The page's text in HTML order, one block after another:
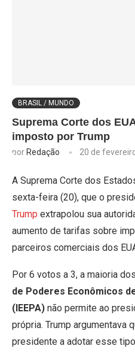
BRASIL / MUNDO
Suprema Corte dos
imposto por Trump
por Redação 20 de
A Suprema Corte dos
sexta-feira (20), que o
Trump extrapolou sua
aumento de tarifas sobre
parceiros comerciais dos
Por 6 votos a 3, a maioria
de Poderes Econômicos
(IEEPA) não permite ao
própria. Trump argumentava
presidente a adotar esse